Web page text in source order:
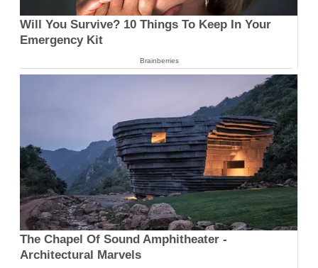
Will You Survive? 10 Things To Keep In Your
Emergency Kit
Brainberries
The Chapel Of Sound Amphitheater -
Architectural Marvels